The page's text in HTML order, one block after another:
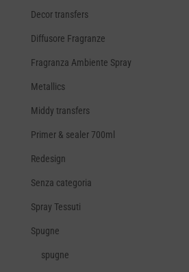
Decor transfers
Diffusore Fragranze
Fragranza Ambiente Spray
Metallics
Middy transfers
Primer & sealer 700ml
Redesign
Senza categoria
Spray Tessuti
Spugne
spugne